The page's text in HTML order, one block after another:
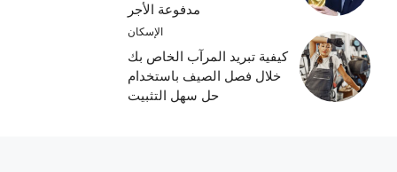
مدفوعة الأجر
الإسكان
كيفية تبريد المرآب الخاص بك
خلال فصل الصيف باستخدام
حل سهل التثبيت